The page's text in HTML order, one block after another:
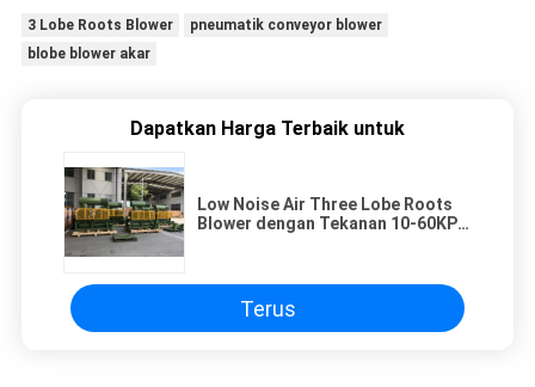
3 Lobe Roots Blower
pneumatik conveyor blower
blobe blower akar
Dapatkan Harga Terbaik untuk
Low Noise Air Three Lobe Roots
Blower dengan Tekanan 10-60KPA
Terus